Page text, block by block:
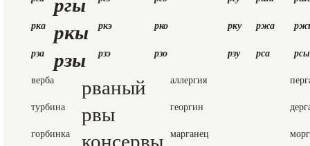
рка ркы ркэ рко рку ржа
рза
рзы рзэ рзо рзу рса рсы
верба рваный аллергия
турбина рвы георгин
горбинка консервы марганец